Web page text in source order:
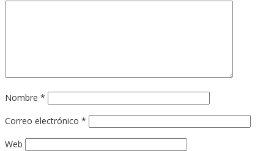
Nombre *
Correo electrónico *
Web